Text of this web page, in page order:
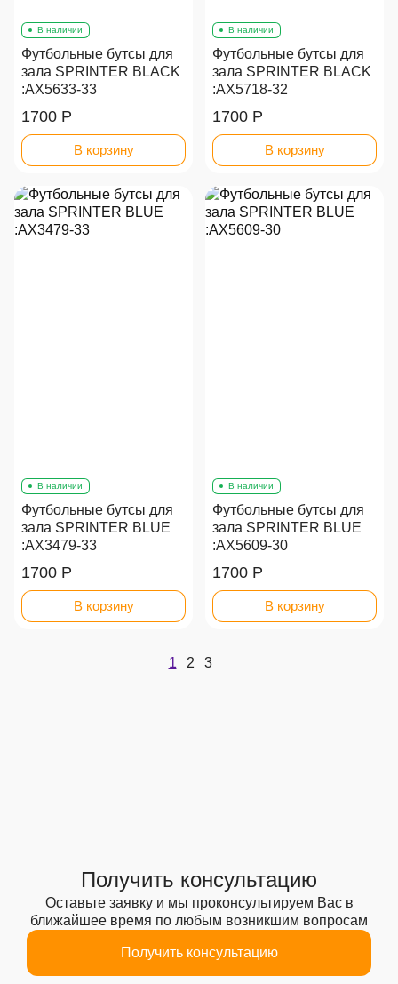
В наличии
Футбольные бутсы для
зала SPRINTER BLACK
:AX5633-33
1700 Р
В корзину
В наличии
Футбольные бутсы для
зала SPRINTER BLACK
:AX5718-32
1700 Р
В корзину
В наличии
Футбольные бутсы для
зала SPRINTER BLUE
:AX3479-33
1700 Р
В корзину
В наличии
Футбольные бутсы для
зала SPRINTER BLUE
:AX5609-30
1700 Р
В корзину
1 2 3
Получить консультацию
Оставьте заявку и мы проконсультируем Вас в
ближайшее время по любым возникшим вопросам
Получить консультацию